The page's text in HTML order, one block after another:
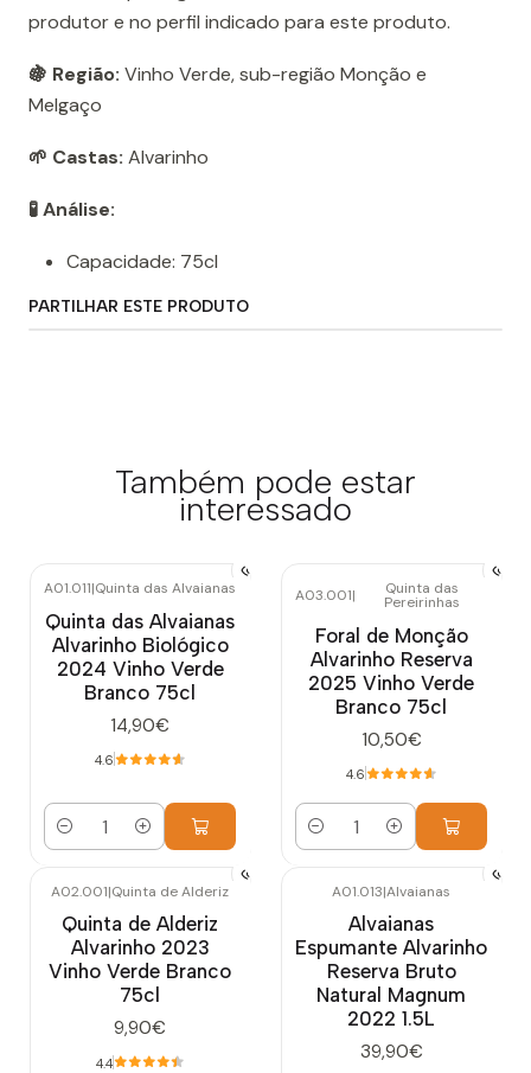
produtor e no perfil indicado para este produto.
🍇 Região: Vinho Verde, sub-região Monção e
Melgaço
🌱 Castas: Alvarinho
🧪 Análise:
Capacidade: 75cl
PARTILHAR ESTE PRODUTO
Também pode estar
interessado
A01.011|Quinta das Alvaianas
Quinta das Alvaianas
Alvarinho Biológico
2024 Vinho Verde
Branco 75cl
14,90€
4.6
Quantidade
A03.001| Quinta das
Pereirinhas
Foral de Monção
Alvarinho Reserva
2025 Vinho Verde
Branco 75cl
10,50€
4.6
Quantidade
A02.001|Quinta de Alderiz
Quinta de Alderiz
Alvarinho 2023
Vinho Verde Branco
75cl
9,90€
4.4
A01.013|Alvaianas
Alvaianas
Espumante Alvarinho
Reserva Bruto
Natural Magnum
2022 1.5L
39,90€